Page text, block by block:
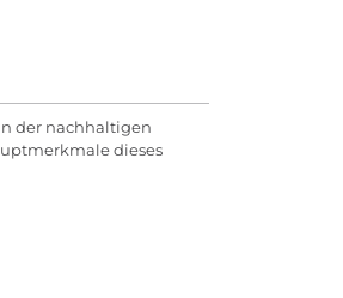
der nachhaltigen
dieses